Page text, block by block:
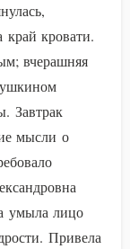
кровати.
вчерашняя
Завтрак
мысли о
умыла лицо
Привела